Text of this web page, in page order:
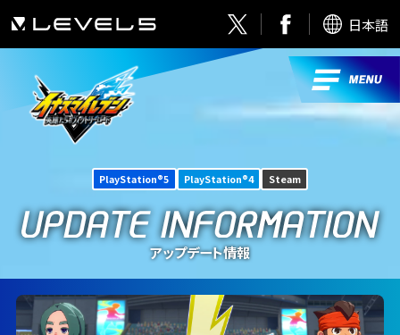
日本語
PlayStation®5 PlayStation®4 Steam
アップデート情報